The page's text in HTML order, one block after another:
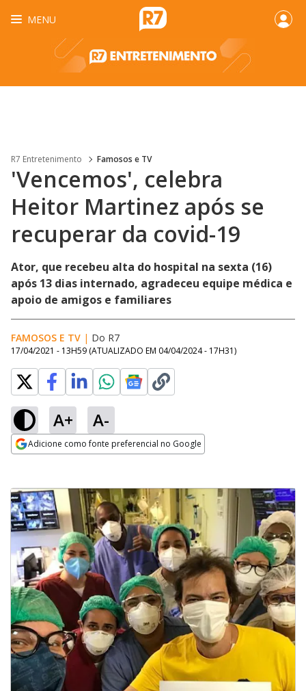
MENU
R7 Entretenimento Famosos e TV
'Vencemos', celebra
Heitor Martinez após se
recuperar da covid-19
Ator, que recebeu alta do hospital na sexta (16)
após 13 dias internado, agradeceu equipe médica e
apoio de amigos e familiares
FAMOSOS E TV | Do R7
17/04/2021 - 13H59 (ATUALIZADO EM 04/04/2024 - 17H31)
A+ A-
Adicione como fonte preferencial no Google